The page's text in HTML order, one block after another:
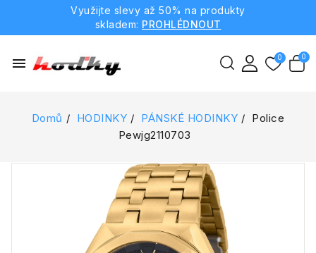
Využijte slevy až 50% na produkty
skladem: PROHLÉDNOUT
menu
Domů HODINKY PÁNSKÉ HODINKY
Police
Pewjg2110703